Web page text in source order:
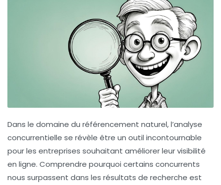
Dans le domaine du référencement naturel, l’analyse
concurrentielle se révèle être un outil incontournable
pour les entreprises souhaitant améliorer leurvisibilité
en ligne. Comprendre pourquoi certains concurrents
nous surpassent dans les résultats de recherche est